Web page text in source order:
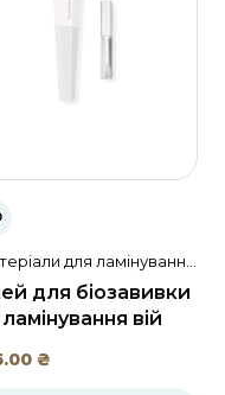
для ламінування
та брівдля біозавивки
вій
₴